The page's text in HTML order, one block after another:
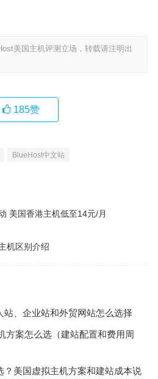
美国主机评测立场，转载请注明出
185赞
BlueHost中文站
美国香港主机低至14元/月
机区别介绍
站、企业站和外贸网站怎么选择
方案怎么选（建站配置和费用周
？美国虚拟主机方案和建站成本说